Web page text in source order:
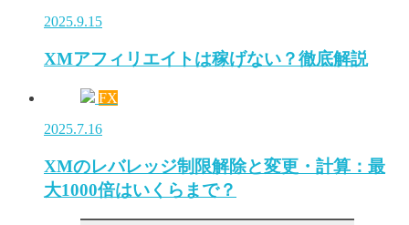
2025.9.15
XMアフィリエイトは稼げない？徹底解説
FX
2025.7.16
XMのレバレッジ制限解除と変更・計算：最
大1000倍はいくらまで？